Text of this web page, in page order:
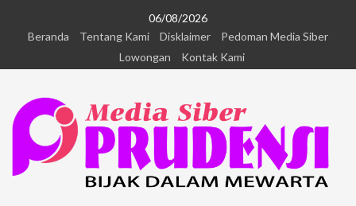
06/08/2026
Beranda
Tentang Kami Disklaimer
Pedoman Media Siber
Lowongan
Kontak Kami